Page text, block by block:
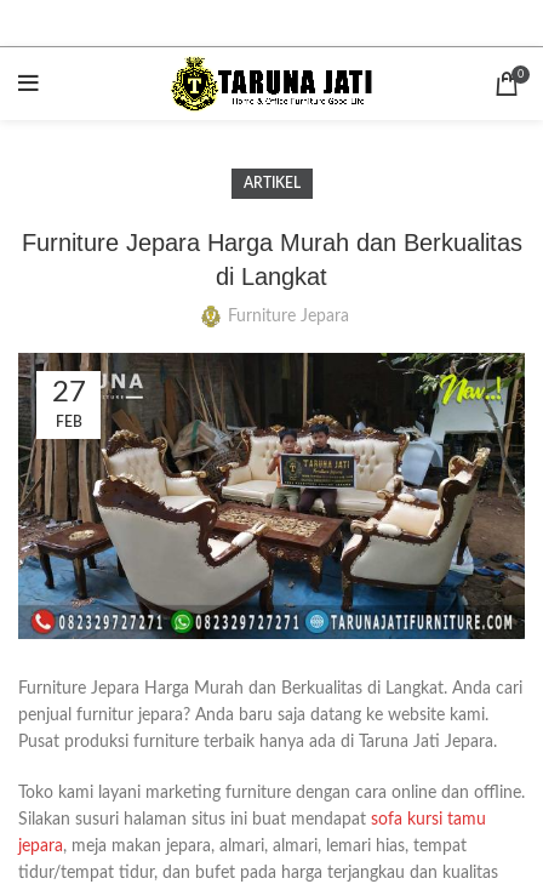
0
ARTIKEL
Furniture Jepara Harga Murah dan Berkualitas
di Langkat
Furniture Jepara
27
FEB
Furniture Jepara Harga Murah dan Berkualitas di Langkat. Anda cari
penjual furnitur jepara? Anda baru saja datang ke website kami.
Pusat produksi furniture terbaik hanya ada di Taruna Jati Jepara.
Toko kami layani marketing furniture dengan cara online dan offline.
Silakan susuri halaman situs ini buat mendapat sofa kursi tamu
jepara, meja makan jepara, almari, almari, lemari hias, tempat
tidur/tempat tidur, dan bufet pada harga terjangkau dan kualitas